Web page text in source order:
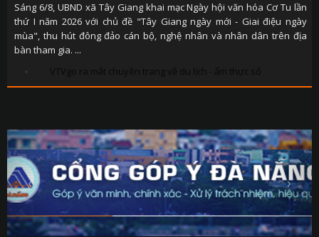
Sáng 6/8, UBND xã Tây Giang khai mạc Ngày hội văn hóa Cơ Tu lần
thứ I năm 2026 với chủ đề "Tây Giang ngày mới - Giai điệu ngày
mùa", thu hút đông đảo cán bộ, nghệ nhân và nhân dân trên địa
bàn tham gia. ...